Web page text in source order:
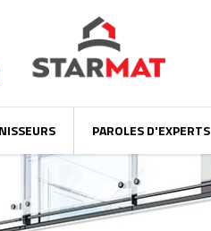
PAROLES D'EXPERTS